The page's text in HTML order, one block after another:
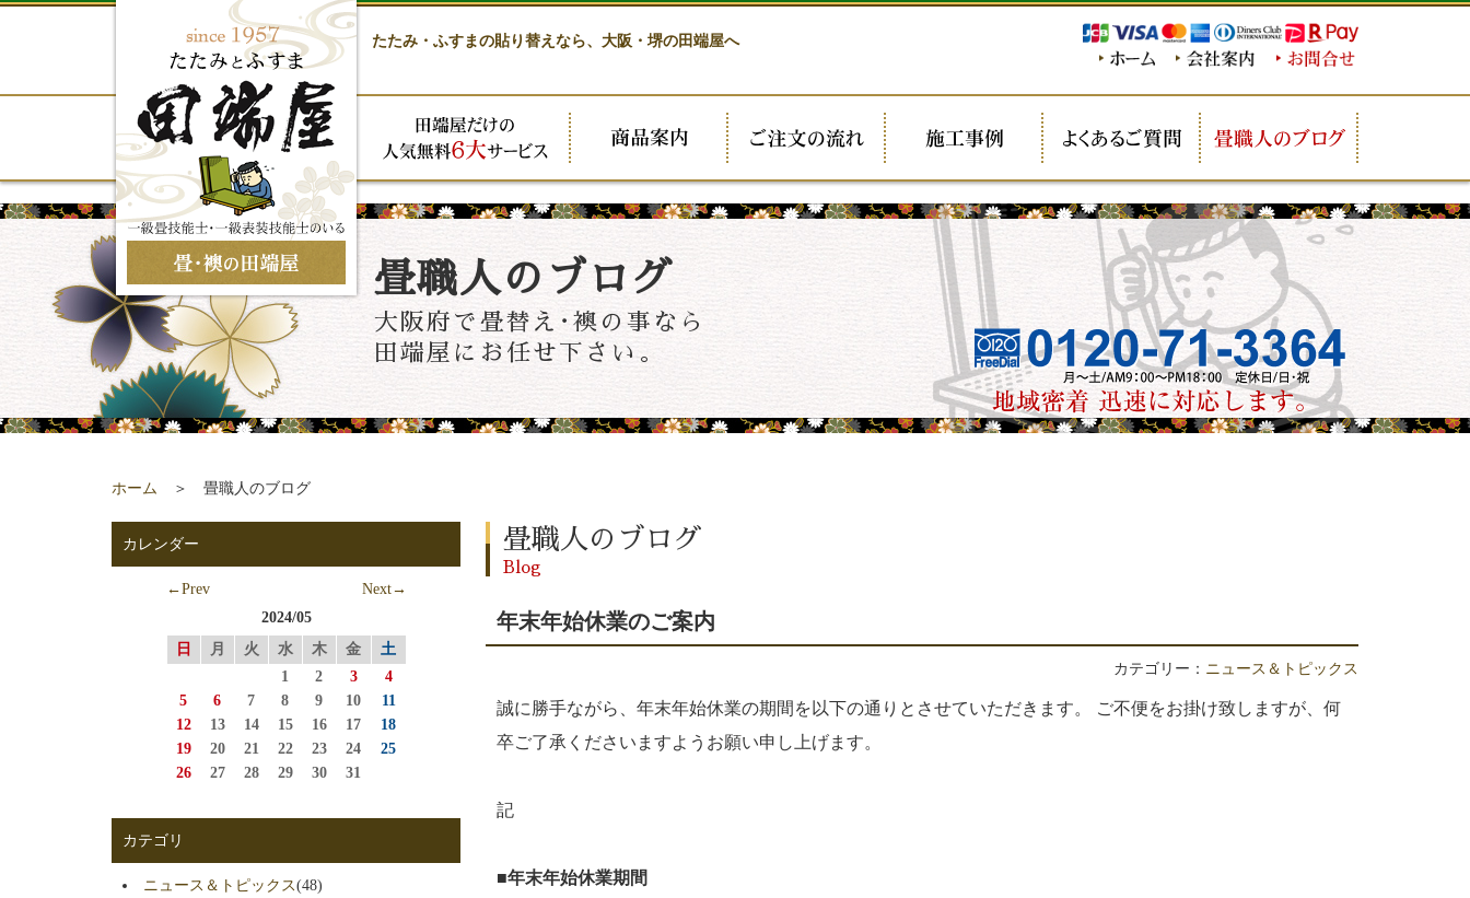
たたみ・ふすまの貼り替えなら、 大阪・堺の田端屋へ
畳職人のブログ
大阪府で畳替え･襖の事なら
田端屋にお任せ下さい。
ホーム ＞ 畳職人のブログ
畳職人のブログ
Blog
年末年始休業のご案内
カテゴリー： ニュース＆トピックス
誠に勝手ながら、年末年始休業の期間を以下の通りとさせていただきます。 ご不便をお掛け致しますが、何
卒ご了承くださいますようお願い申し上げます。
記
■年末年始休業期間
カレンダー
←Prev
Next→
2024/05
日
月 火 水 木 金
土
1
2 3
4
5
6 7 8 9 10
11
12
13 14 15 16 17
18
19
20 21 22 23 24
25
26
27 28 29 30 31
カテゴリ
ニュース＆トピックス(48)